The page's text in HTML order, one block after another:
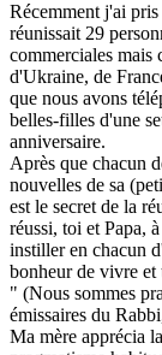
Récemment j'ai
réunissait 29
commerciales
d'Ukraine, de
que nous avons
belles-filles d'une
anniversaire.
Après que chacun
nouvelles de sa
est le secret de la
réussi, toi et Papa,
instiller en chacun
bonheur de vivre et
" (Nous sommes
émissaires du
Ma mère apprécia